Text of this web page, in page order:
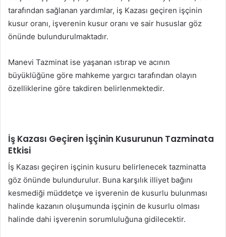
tarafından sağlanan yardımlar, iş Kazası geçiren işçinin
kusur oranı, işverenin kusur oranı ve sair hususlar göz
önünde bulundurulmaktadır.
Manevi Tazminat ise yaşanan ıstırap ve acının
büyüklüğüne göre mahkeme yargıcı tarafından olayın
özelliklerine göre takdiren belirlenmektedir.
İş Kazası Geçiren İşçinin Kusurunun Tazminata
Etkisi
İş Kazası geçiren işçinin kusuru belirlenecek tazminatta
göz önünde bulundurulur. Buna karşılık illiyet bağını
kesmediği müddetçe ve işverenin de kusurlu bulunması
halinde kazanın oluşumunda işçinin de kusurlu olması
halinde dahi işverenin sorumluluğuna gidilecektir.